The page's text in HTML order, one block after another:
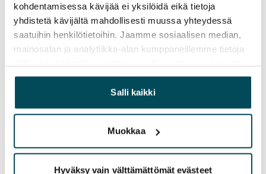
kohdentamisessa kävijää ei yksilöidä eikä tietoja
yhdistetä kävijältä mahdollisesti muussa yhteydessä
saatuihin henkilötietoihin. Jaamme sosiaalisen median,
mainosalan ja analytiikka-alan kumppaneillemme tietoja
yhdistää näitä tietoja muihin tietoihin, joita olet antanut
heille tai joita on kerätty, kun olet käyttänyt heidän
palvelujaan.
Salli kaikki
Muokkaa
Hyväksy vain välttämättömät evästeet
Sähkömaksu
Vuokralainen solmii itse sähkösopimuksen.
Laajakaista
Vuokraan sisältyy 50 M laajakaistaliittymä. Voit hankkia
lisänopeutta etuhintaan ottamalla yhteyttä